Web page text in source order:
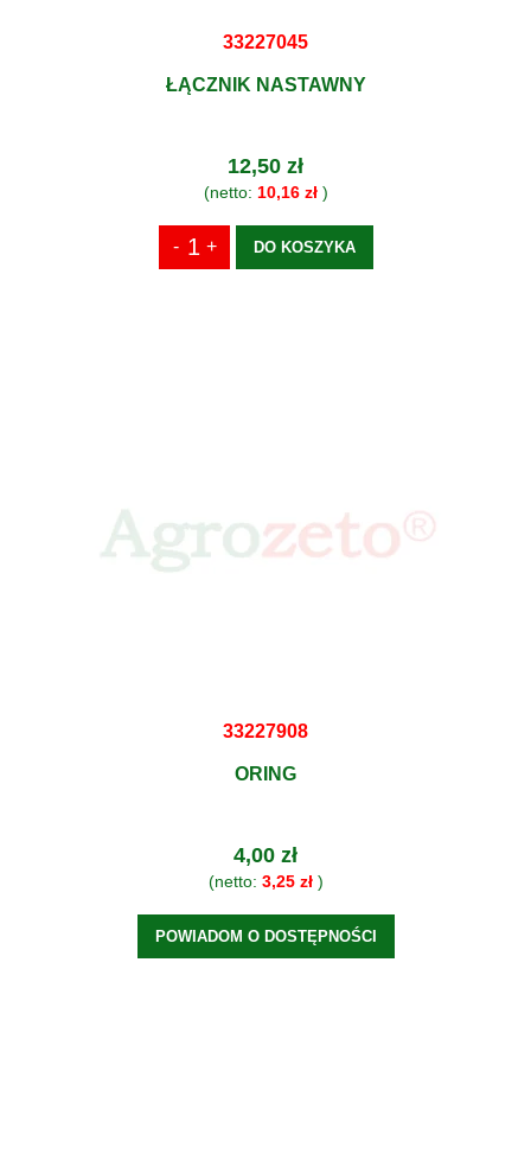
33227045
ŁĄCZNIK NASTAWNY
12,50 zł
(netto: 10,16 zł)
DO KOSZYKA
33227908
ORING
4,00 zł
(netto: 3,25 zł)
POWIADOM O DOSTĘPNOŚCI